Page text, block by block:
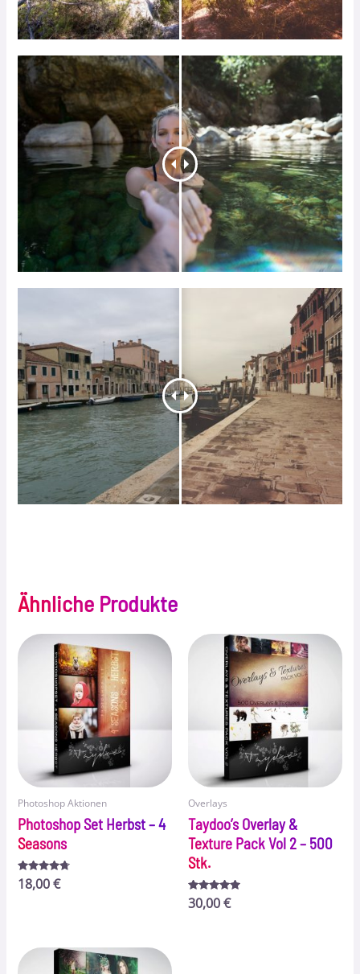
Ähnliche Produkte
Photoshop Aktionen
Photoshop Set Herbst – 4
Seasons
Bewertet
mit
18,00€
Overlays
Taydoo’s Overlay &
Texture Pack Vol 2 – 500
Stk.
Bewertet
mit
30,00€